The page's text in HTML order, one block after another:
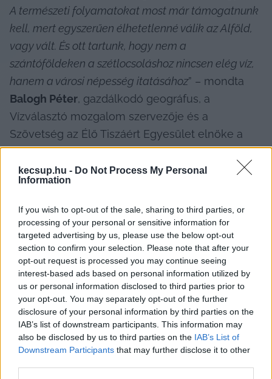
kecsup.hu - Do Not Process My Personal
Information
If you wish to opt-out of the sale, sharing to third parties, or
processing of your personal or sensitive information for
targeted advertising by us, please use the below opt-out
section to confirm your selection. Please note that after your
opt-out request is processed you may continue seeing
interest-based ads based on personal information utilized by
us or personal information disclosed to third parties prior to
your opt-out. You may separately opt-out of the further
disclosure of your personal information by third parties on the
IAB’s list of downstream participants. This information may
also be disclosed by us to third parties on the IAB’s List of
Downstream Participants that may further disclose it to other
A természeti folyamatokat most már támogatnunk
kell, mert egyszerűen élhetetlenné válik az Alföld,
vagy vált. És ott tartunk, hogy nem a
szántóföldeken a szétlocsoláshoz nincsen elég víz,
hanem a városi népesség itatásához
Balogh Péter, gazdálkodó geográfus, a
Vízválasztó mozgalom szervezője és a
Szövetség az Élő Tiszáért Egyesület elnöke a
KecsUP Híreknek.
Nagykörűn forgattunk, abban az 1500 lakosú
Gazdálkodó geográfusként mutatkozott be:
bértartásban szarvasmarhát legeltet, emellett
kaszálót is fenntart. Saját meghatározása szerint
azonban elsősorban tanárnak és civilnek tartja
magát.